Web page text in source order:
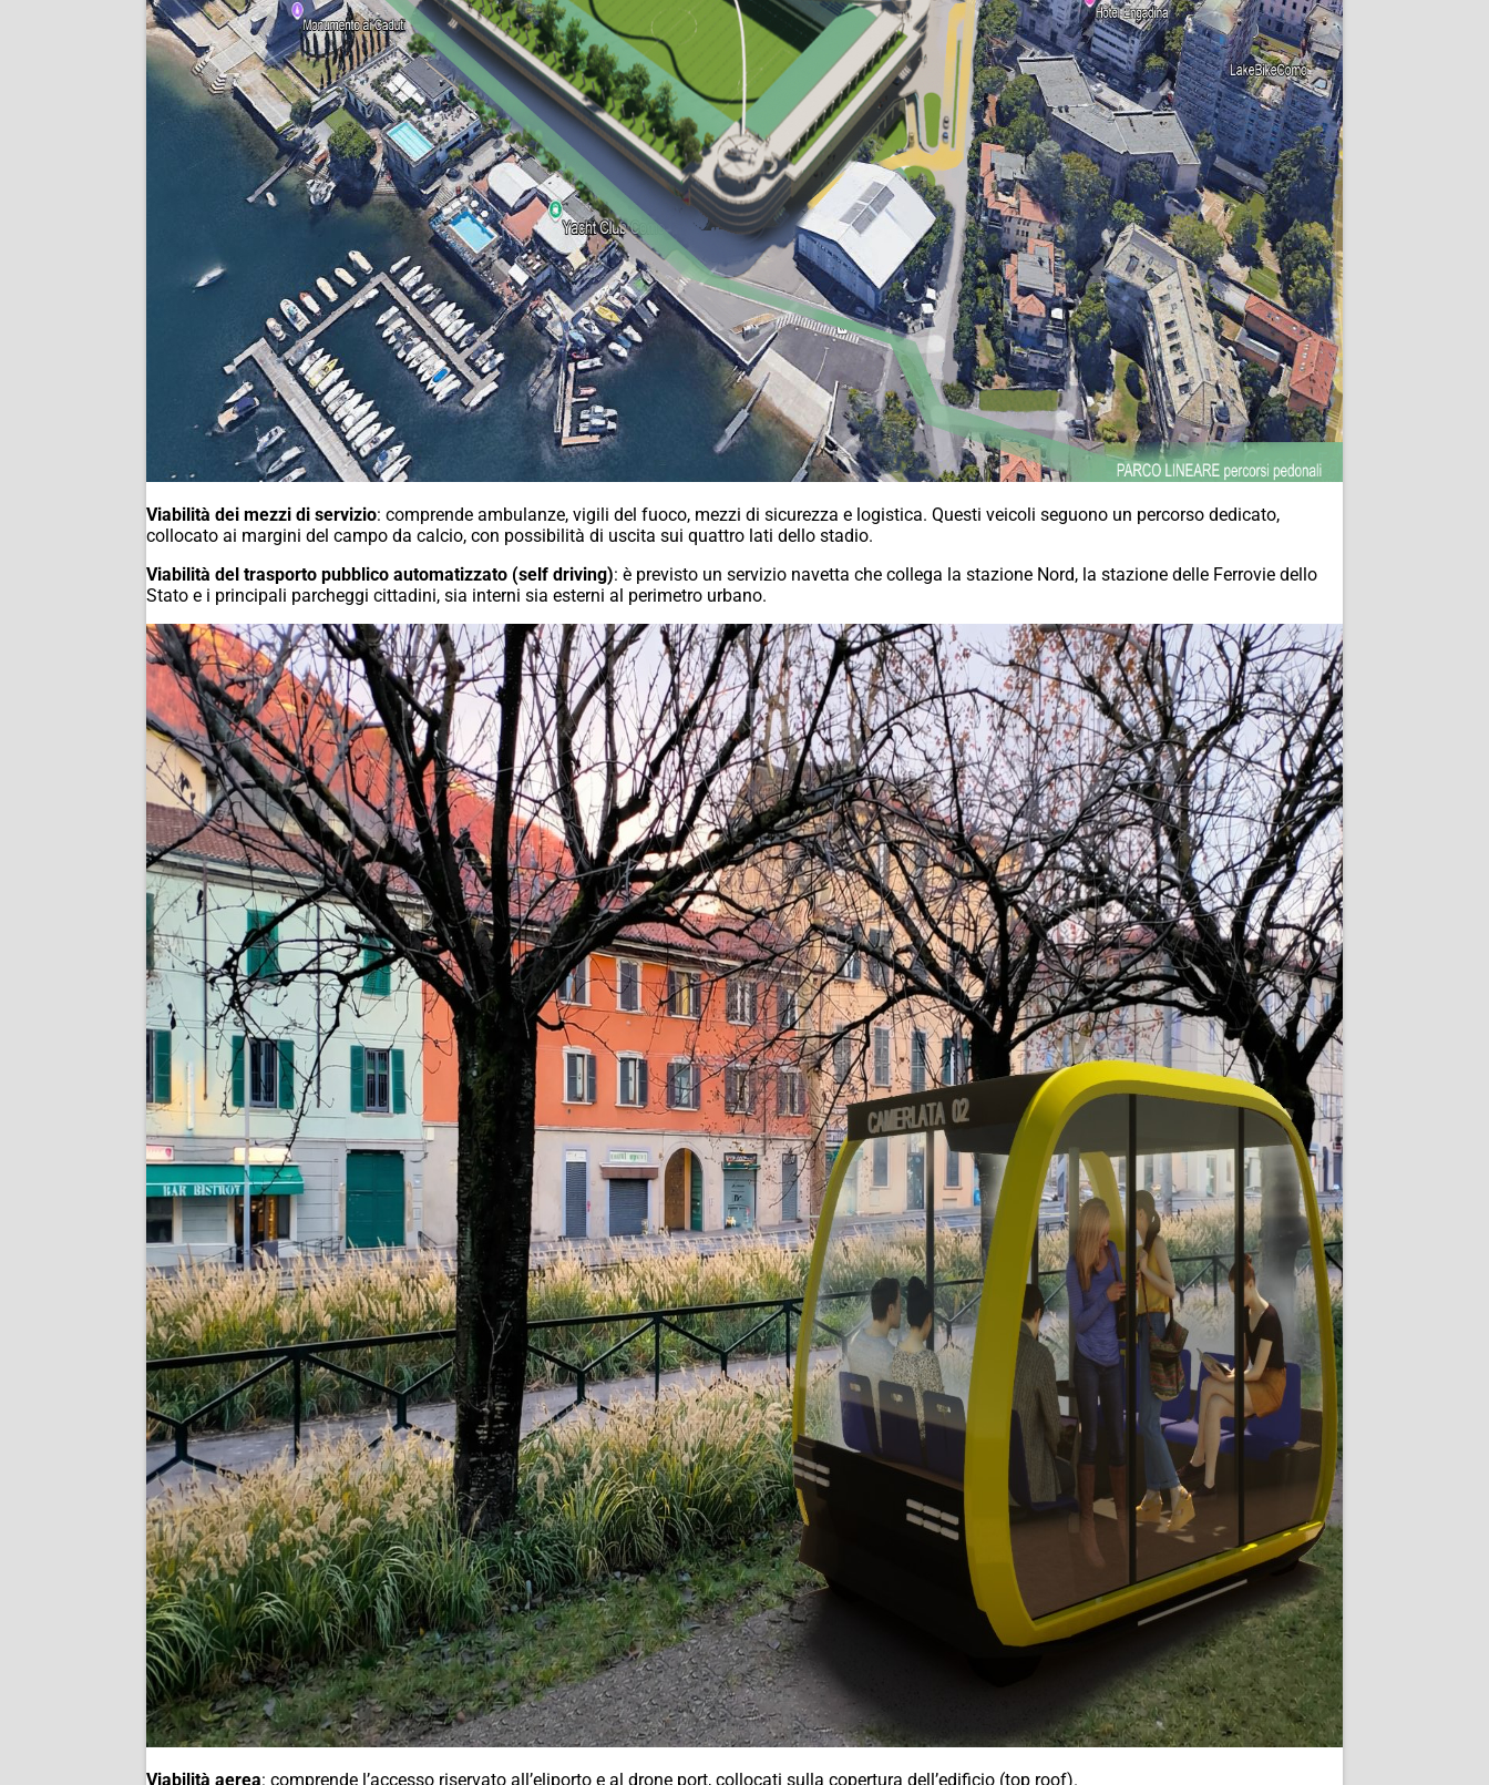
Viabilità dei mezzi di servizio: comprende ambulanze, vigili del fuoco, mezzi di sicurezza e logistica. Questi veicoli seguono un percorso dedicato,
collocato ai margini del campo da calcio, con possibilità di uscita sui quattro lati dello stadio.
Viabilità del trasporto pubblico automatizzato (self driving): è previsto un servizio navetta che collega la stazione Nord, la stazione delle Ferrovie dello
Stato e i principali parcheggi cittadini, sia interni sia esterni al perimetro urbano.
Viabilità aerea: comprende l’accesso riservato all’eliporto e al drone port, collocati sulla copertura dell’edificio (top roof).